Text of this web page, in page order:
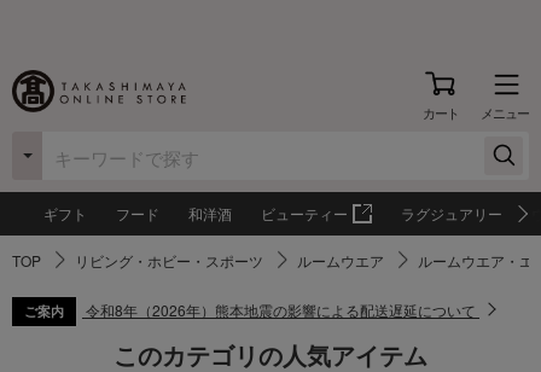
カート メニュー
ギフト フード 和洋酒 ビューティー ラグジュアリー
TOP リビング・ホビー・スポーツ ルームウエア ルームウエア・エ
ご案内 令和8年（2026年）熊本地震の影響による配送遅延について
このカテゴリの人気アイテム